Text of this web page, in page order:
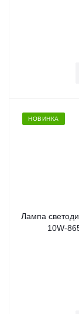
НОВИНКА
Лампа
10W-